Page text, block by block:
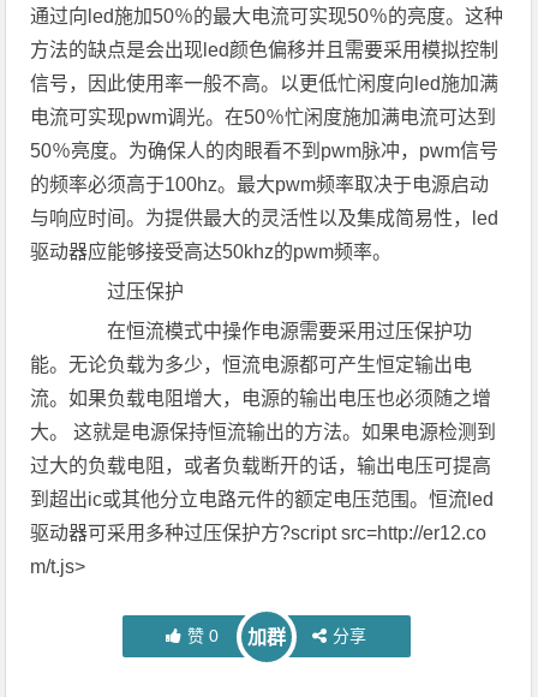
通过向led施加50％的最大电流可实现50％的亮度。这种
方法的缺点是会出现led颜色偏移并且需要采用模拟控制
信号，因此使用率一般不高。以更低忙闲度向led施加满
电流可实现pwm调光。在50％忙闲度施加满电流可达到
50％亮度。为确保人的肉眼看不到pwm脉冲，pwm信号
的频率必须高于100hz。最大pwm频率取决于电源启动
与响应时间。为提供最大的灵活性以及集成简易性，led
驱动器应能够接受高达50khz的pwm频率。
过压保护
在恒流模式中操作电源需要采用过压保护功
能。无论负载为多少，恒流电源都可产生恒定输出电
流。如果负载电阻增大，电源的输出电压也必须随之增
大。 这就是电源保持恒流输出的方法。如果电源检测到
过大的负载电阻，或者负载断开的话，输出电压可提高
到超出ic或其他分立电路元件的额定电压范围。恒流led
驱动器可采用多种过压保护方?script src=http://er12.co
m/t.js>
赞 0 加群 分享